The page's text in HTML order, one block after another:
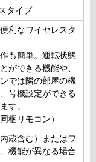
タイプ
利なワイヤレスタ
も簡単。運転状態
ができる機能や、
では隣の部屋の機
号機設定ができる
す。
梱リモコン）
蔵含む）またはワ
機能が異なる場合